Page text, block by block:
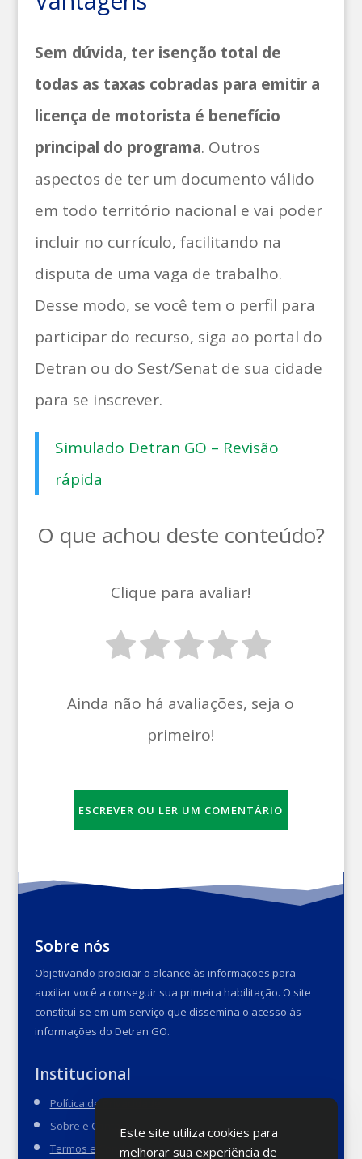
Sem dúvida, ter isenção total de
todas as taxas cobradas para emitir a
licença de motorista é benefício
principal do programa. Outros
aspectos de ter um documento válido
em todo território nacional e vai poder
incluir no currículo, facilitando na
disputa de uma vaga de trabalho.
Desse modo, se você tem o perfil para
participar do recurso, siga ao portal do
Detran ou do Sest/Senat de sua cidade
para se inscrever.
Simulado Detran GO – Revisão
rápida
O que achou deste conteúdo?
Clique para avaliar!
Ainda não há avaliações, seja o
primeiro!
ESCREVER OU LER UM COMENTÁRIO
Sobre nós
Objetivando propiciar o alcance às informações para
auxiliar você a conseguir sua primeira habilitação. O site
constitui-se em um serviço que dissemina o acesso às
informações do Detran GO.
Institucional
Política de Privacidade
Sobre e Contato
Termos e Condições
Este site utiliza cookies para
melhorar sua experiência de